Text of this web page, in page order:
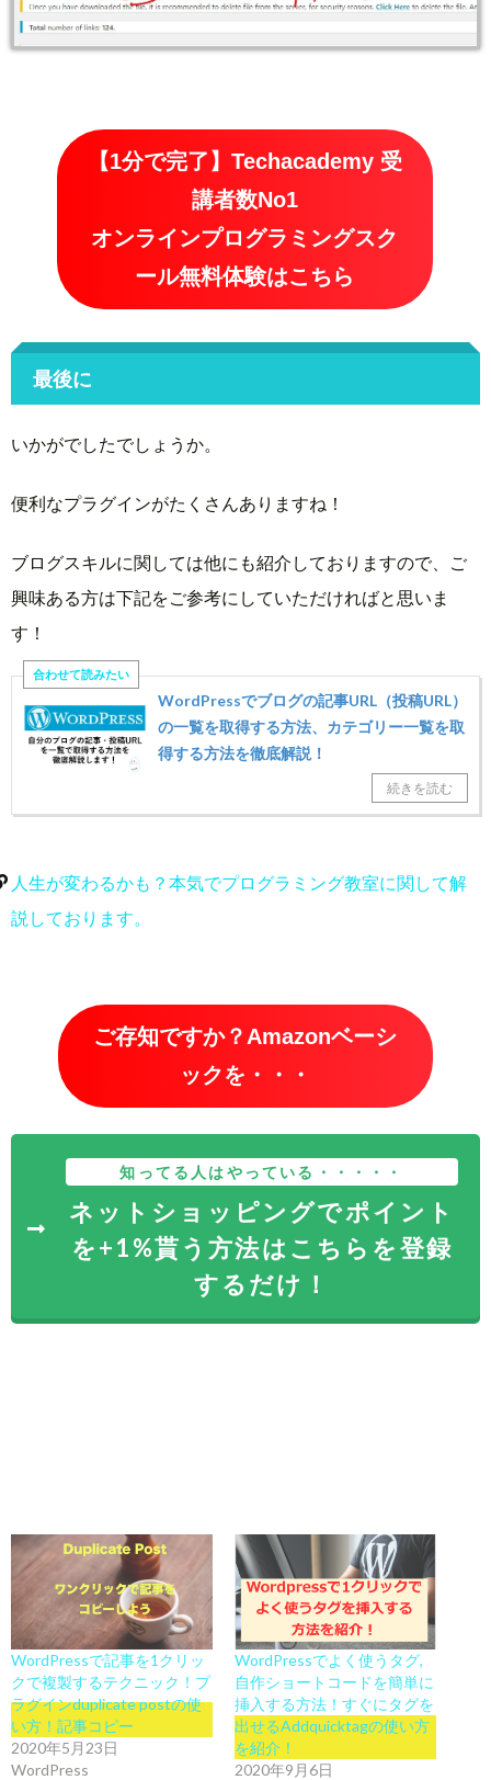
【1分で完了】Techacademy 受
講者数No1
オンラインプログラミングスク
ール無料体験はこちら
最後に
いかがでしたでしょうか。
便利なプラグインがたくさんありますね！
ブログスキルに関しては他にも紹介しておりますので、ご
興味ある方は下記をご参考にしていただければと思いま
す！
WordPressでブログの記事URL（投稿URL）
の一覧を取得する方法、カテゴリー一覧を取
得する方法を徹底解説！
人生が変わるかも？本気でプログラミング教室に関して解
説しております。
ご存知ですか？Amazonベーシ
ックを・・・
知ってる人はやっている・・・・・
ネットショッピングでポイント
を+1%貰う方法はこちらを登録
するだけ！
WordPressで記事を1クリッ
クで複製するテクニック！プ
ラグインduplicate postの使
い方！記事コピー
2020年5月23日
WordPress
WordPressでよく使うタグ,
自作ショートコードを簡単に
挿入する方法！すぐにタグを
出せるAddquicktagの使い方
を紹介！
2020年9月6日